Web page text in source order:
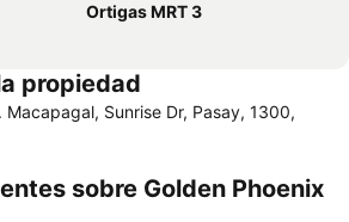
Ortigas MRT 3
propiedad
Macapagal, Sunrise Dr, Pasay, 1300,
sobre Golden Phoenix